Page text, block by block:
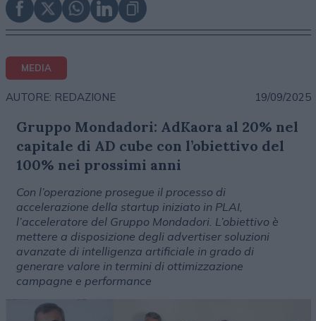
MEDIA
AUTORE: REDAZIONE 19/09/2025
Gruppo Mondadori: AdKaora al 20% nel
capitale di AD cube con l’obiettivo del
100% nei prossimi anni
Con l’operazione prosegue il processo di
accelerazione della startup iniziato in PLAI,
l’acceleratore del Gruppo Mondadori. L’obiettivo è
mettere a disposizione degli advertiser soluzioni
avanzate di intelligenza artificiale in grado di
generare valore in termini di ottimizzazione
campagne e performance